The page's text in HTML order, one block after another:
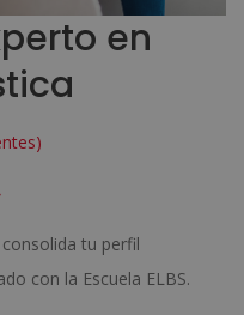
en
El
precio
actual
tu perfil
con la Escuela ELBS.